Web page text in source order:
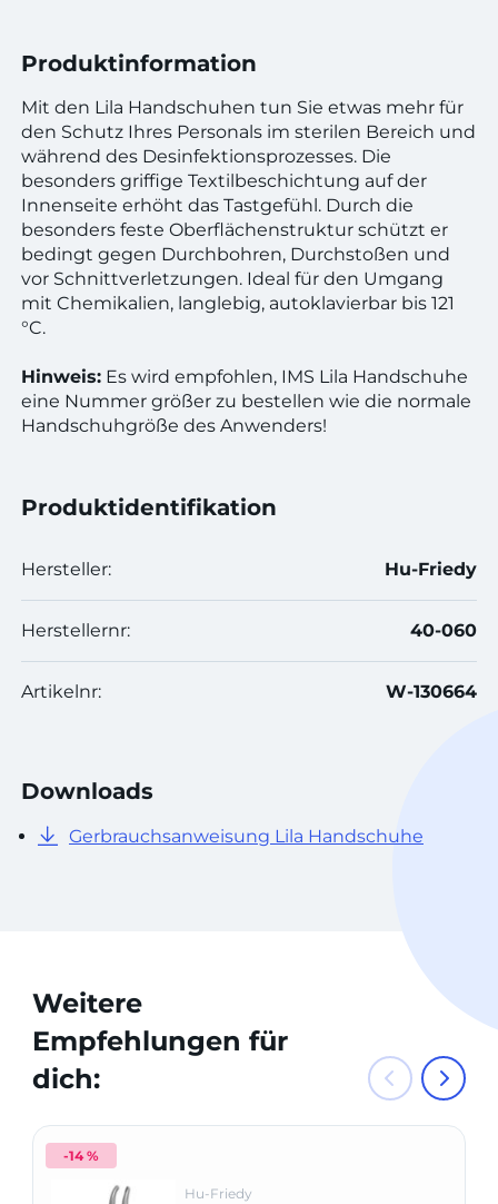
Produktinformation
Mit den Lila Handschuhen tun Sie etwas mehr für
den Schutz Ihres Personals im sterilen Bereich und
während des Desinfektionsprozesses. Die
besonders griffige Textilbeschichtung auf der
Innenseite erhöht das Tastgefühl. Durch die
besonders feste Oberflächenstruktur schützt er
bedingt gegen Durchbohren, Durchstoßen und
vor Schnittverletzungen. Ideal für den Umgang
mit Chemikalien, langlebig, autoklavierbar bis 121
°C.
Hinweis: Es wird empfohlen, IMS Lila Handschuhe
eine Nummer größer zu bestellen wie die normale
Handschuhgröße des Anwenders!
Produktidentifikation
Hersteller: Hu-Friedy
Herstellernr: 40-060
Artikelnr: W-130664
Downloads
Gerbrauchsanweisung Lila Handschuhe
Weitere
Empfehlungen für
dich:
-14 %
Hu-Friedy